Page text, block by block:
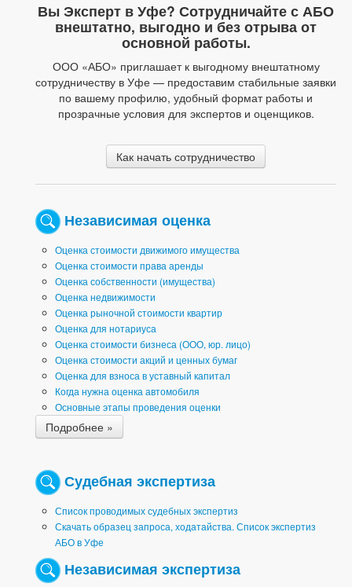
Вы Эксперт в Уфе? Сотрудничайте с АБО
внештатно, выгодно и без отрыва от
основной работы.
ООО «АБО» приглашает к выгодному внештатному
сотрудничеству в Уфе — предоставим стабильные заявки
по вашему профилю, удобный формат работы и
прозрачные условия для экспертов и оценщиков.
Как начать сотрудничество
Независимая оценка
Оценка стоимости движимого имущества
Оценка стоимости права аренды
Оценка собственности (имущества)
Оценка недвижимости
Оценка рыночной стоимости квартир
Оценка для нотариуса
Оценка стоимости бизнеса (ООО, юр. лицо)
Оценка стоимости акций и ценных бумаг
Оценка для взноса в уставный капитал
Когда нужна оценка автомобиля
Основные этапы проведения оценки
Подробнее »
Судебная экспертиза
Список проводимых судебных экспертиз
Скачать образец запроса, ходатайства. Список экспертиз
АБО в Уфе
Независимая экспертиза